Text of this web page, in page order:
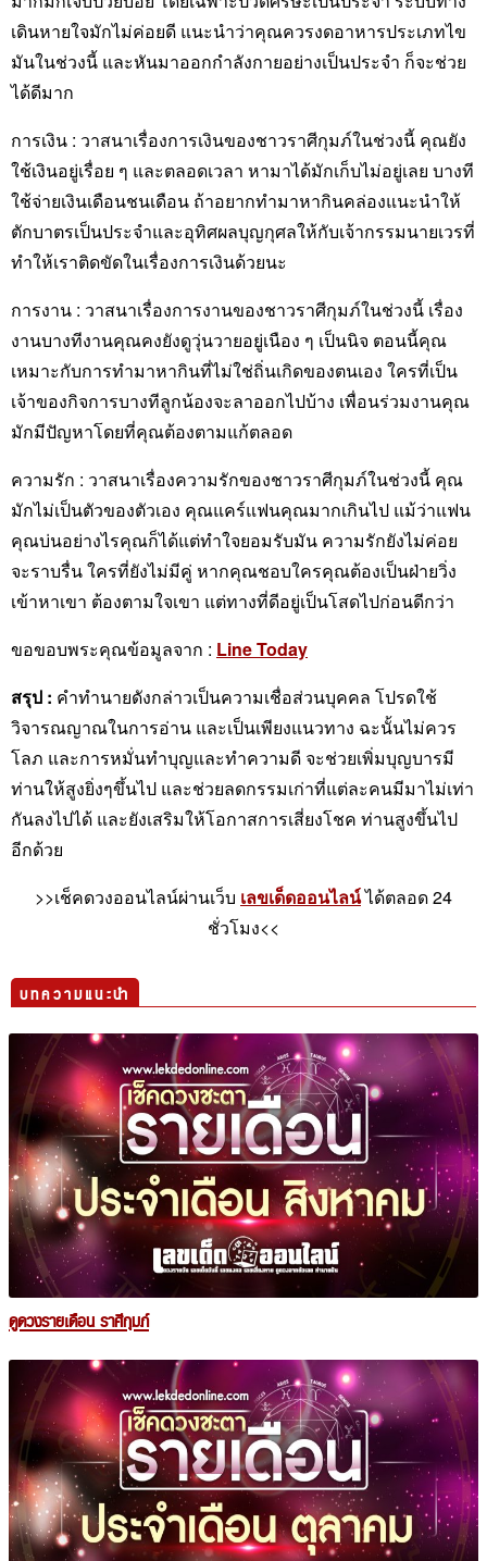
ทางเดินหายใจมักไม่ค่อยดี แนะนำว่าคุณควรงดอาหาร
ประเภทไขมันในช่วงนี้ และหันมาออกกำลังกายอย่างเป็น
ประจำ ก็จะช่วยได้ดีมาก
การเงิน : วาสนาเรื่องการเงินของชาวราศีกุมภ์ในช่วงนี้ คุณ
ยังใช้เงินอยู่เรื่อย ๆ และตลอดเวลา หามาได้มักเก็บไม่อยู่เลย
บางทีใช้จ่ายเงินเดือนชนเดือน ถ้าอยากทำมาหากินคล่อง
แนะนำให้ตักบาตรเป็นประจำและอุทิศผลบุญกุศลให้กับเจ้า
กรรมนายเวรที่ทำให้เราติดขัดในเรื่องการเงินด้วยนะ
การงาน : วาสนาเรื่องการงานของชาวราศีกุมภ์ในช่วงนี้
เรื่องงานบางทีงานคุณคงยังดูวุ่นวายอยู่เนือง ๆ เป็นนิจ ตอนนี้
คุณเหมาะกับการทำมาหากินที่ไม่ใช่ถิ่นเกิดของตนเอง ใครที่
เป็นเจ้าของกิจการบางทีลูกน้องจะลาออกไปบ้าง เพื่อนร่วม
งานคุณมักมีปัญหาโดยที่คุณต้องตามแก้ตลอด
ความรัก : วาสนาเรื่องความรักของชาวราศีกุมภ์ในช่วงนี้
คุณมักไม่เป็นตัวของตัวเอง คุณแคร์แฟนคุณมากเกินไป
แม้ว่าแฟนคุณบ่นอย่างไรคุณก็ได้แต่ทำใจยอมรับมัน ความ
รักยังไม่ค่อยจะราบรื่น ใครที่ยังไม่มีคู่ หากคุณชอบใครคุณ
ต้องเป็นฝ่ายวิ่งเข้าหาเขา ต้องตามใจเขา แต่ทางที่ดีอยู่เป็น
โสดไปก่อนดีกว่า
ขอขอบพระคุณข้อมูลจาก : Line Today
สรุป : คำทำนายดังกล่าวเป็นความเชื่อส่วนบุคคล โปรดใช้
วิจารณญาณในการอ่าน และเป็นเพียงแนวทาง ฉะนั้นไม่ควร
โลภ และการหมั่นทำบุญและทำความดี จะช่วยเพิ่มบุญบารมี
ท่านให้สูงยิ่งๆขึ้นไป และช่วยลดกรรมเก่าที่แต่ละคนมีมาไม่
เท่ากันลงไปได้ และยังเสริมให้โอกาสการเสี่ยงโชค ท่านสูง
ขึ้นไปอีกด้วย
>>เช็คดวงออนไลน์ผ่านเว็บเลขเด็ดออนไลน์ได้ตลอด 24
ชั่วโมง<<
บทความแนะนำ
ดูดวงรายเดือน ราศีกุมภ์